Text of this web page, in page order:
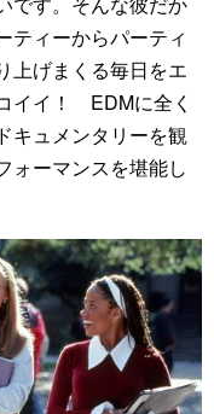
ティーからパーティ
上げまくる毎日をエ
イイ！ EDMに全く
キュメンタリーを観
ォーマンスを堪能し